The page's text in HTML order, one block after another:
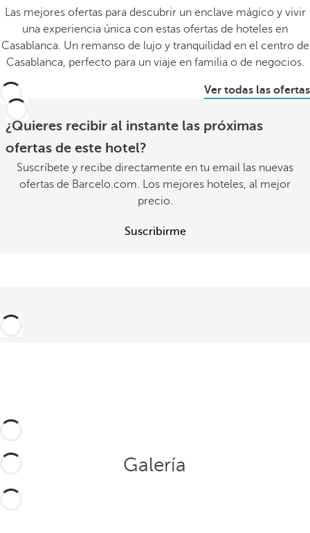
Las mejores ofertas para descubrir un enclave mágico y vivir
una experiencia única con estas ofertas de hoteles en
Casablanca. Un remanso de lujo y tranquilidad en el centro de
Casablanca, perfecto para un viaje en familia o de negocios.
Ver todas las ofertas
¿Quieres recibir al instante las próximas
ofertas de este hotel?
Suscríbete y recibe directamente en tu email las nuevas
ofertas de Barcelo.com. Los mejores hoteles, al mejor
precio.
Suscribirme
Galería